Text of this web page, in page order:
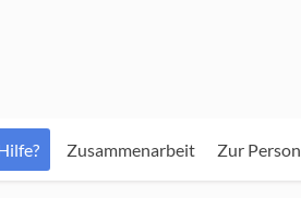
Zusammenarbeit Zur Person